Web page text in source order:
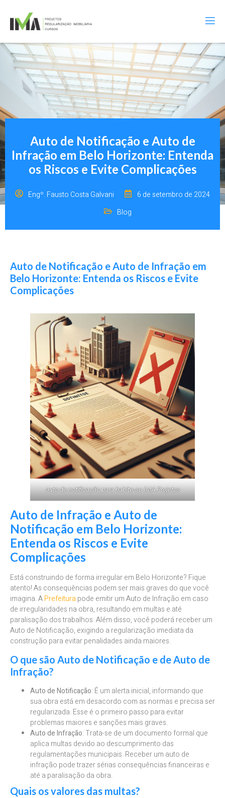
Auto de Notificação e Auto de
Infração em Belo Horizonte: Entenda
os Riscos e Evite Complicações
Engº. Fausto Costa Galvani
6 de setembro de 2024
Blog
Auto de Notificação e Auto de Infração em
Belo Horizonte: Entenda os Riscos e Evite
Complicações
auto de notificação para habite-se IMA Projetos
Auto de Infração e Auto de
Notificação em Belo Horizonte:
Entenda os Riscos e Evite
Complicações
Está construindo de forma irregular em Belo Horizonte? Fique
atento! As consequências podem ser mais graves do que você
imagina. APrefeitura pode emitir um Auto de Infração em caso
de irregularidades na obra, resultando em multas e até
paralisação dos trabalhos. Além disso, você poderá receber um
Auto de Notificação, exigindo a regularização imediata da
construção para evitar penalidades ainda maiores.
O que são Auto de Notificação e de Auto de
Infração?
Auto de Notificação: É um alerta inicial, informando que
sua obra está em desacordo com as normas e precisa ser
regularizada. Esse é o primeiro passo para evitar
problemas maiores e sanções mais graves.
Auto de Infração: Trata-se de um documento formal que
aplica multas devido ao descumprimento das
regulamentações municipais. Receber um auto de
infração pode trazer sérias consequências financeiras e
até a paralisação da obra.
Quais os valores das multas?